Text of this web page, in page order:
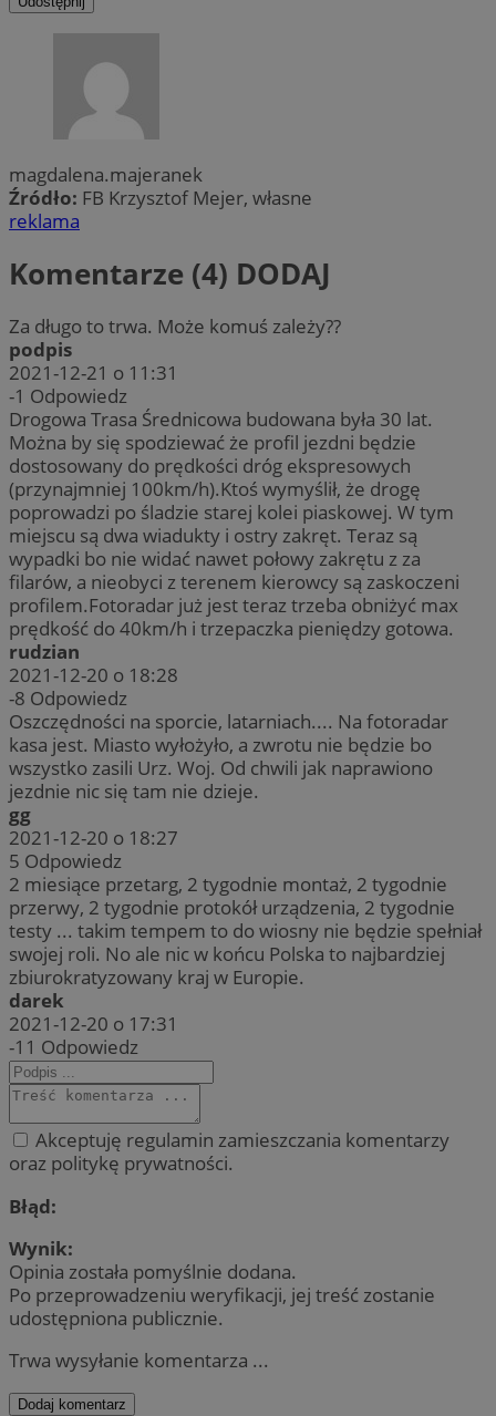
magdalena.majeranek
Źródło: FB Krzysztof Mejer, własne
reklama
Komentarze (4) DODAJ
Za długo to trwa. Może komuś zależy??
podpis
2021-12-21 o 11:31
-1 Odpowiedz
Drogowa Trasa Średnicowa budowana była 30 lat.
Można by się spodziewać że profil jezdni będzie
dostosowany do prędkości dróg ekspresowych
(przynajmniej 100km/h).Ktoś wymyślił, że drogę
poprowadzi po śladzie starej kolei piaskowej. W tym
miejscu są dwa wiadukty i ostry zakręt. Teraz są
wypadki bo nie widać nawet połowy zakrętu z za
filarów, a nieobyci z terenem kierowcy są zaskoczeni
profilem.Fotoradar już jest teraz trzeba obniżyć max
prędkość do 40km/h i trzepaczka pieniędzy gotowa.
rudzian
2021-12-20 o 18:28
-8 Odpowiedz
Oszczędności na sporcie, latarniach.... Na fotoradar
kasa jest. Miasto wyłożyło, a zwrotu nie będzie bo
wszystko zasili Urz. Woj. Od chwili jak naprawiono
jezdnie nic się tam nie dzieje.
gg
2021-12-20 o 18:27
5 Odpowiedz
2 miesiące przetarg, 2 tygodnie montaż, 2 tygodnie
przerwy, 2 tygodnie protokół urządzenia, 2 tygodnie
testy ... takim tempem to do wiosny nie będzie spełniał
swojej roli. No ale nic w końcu Polska to najbardziej
zbiurokratyzowany kraj w Europie.
darek
2021-12-20 o 17:31
-11 Odpowiedz
Akceptuję regulamin zamieszczania komentarzy
oraz politykę prywatności.
Błąd:
Wynik:
Opinia została pomyślnie dodana.
Po przeprowadzeniu weryfikacji, jej treść zostanie
udostępniona publicznie.
Trwa wysyłanie komentarza ...
Dodaj komentarz